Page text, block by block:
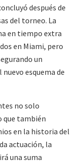
después de
del torneo. La
en tiempo extra
en Miami, pero
un
esquema de
no solo
que también
en la historia del
actuación, la
una suma